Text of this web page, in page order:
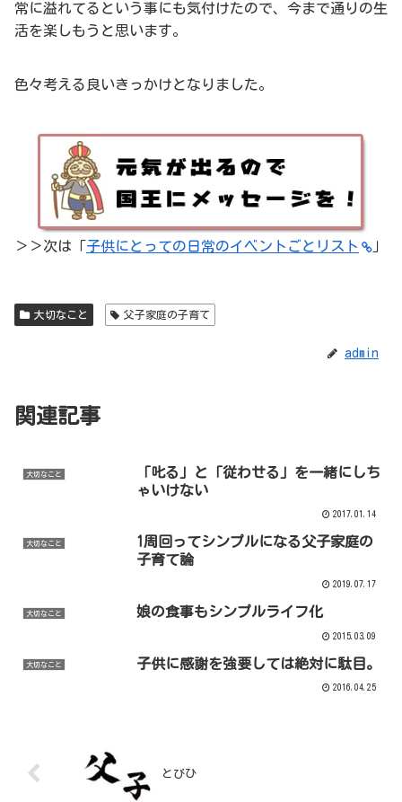
常に溢れてるという事にも気付けたので、今まで通りの生
活を楽しもうと思います。
色々考える良いきっかけとなりました。
＞＞次は「子供にとっての日常のイベントごとリスト 」
大切なこと 父子家庭の子育て
admin
関連記事
大切なこと
「叱る」と「従わせる」を一緒にしち
ゃいけない
2017.01.14
大切なこと
1周回ってシンプルになる父子家庭の
子育て論
2019.07.17
大切なこと 娘の食事もシンプルライフ化
2015.03.09
大切なこと 子供に感謝を強要しては絶対に駄目。
2016.04.25
とびひ